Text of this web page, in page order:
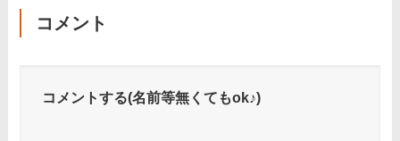
コメント
コメントする(名前等無くてもok♪)